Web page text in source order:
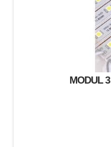
MODUL